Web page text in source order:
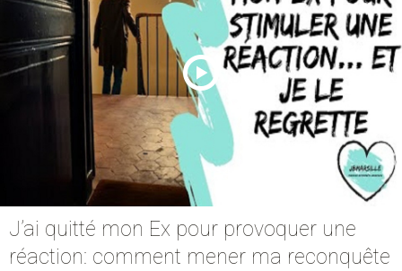
J’ai quitté mon Ex pour provoquer une
réaction: comment mener ma reconquête